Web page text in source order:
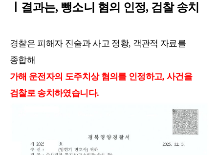
ㅣ결과는, 뺑소니 혐의 인정, 검찰 송치
경찰은 피해자 진술과 사고 정황, 객관적 자료를
종합해
가해 운전자의 도주치상 혐의를 인정하고,사건을
검찰로 송치하였습니다.